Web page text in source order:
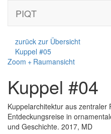
PIQT
zurück zur Übersicht
Kuppel #05
Zoom + Raumansicht
Kuppel #04
Kuppelarchitektur aus zentraler
Entdeckungsreise in
und Geschichte. 2017, MD